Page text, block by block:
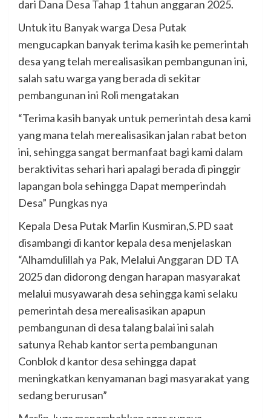
dari Dana Desa Tahap 1 tahun anggaran 2025.
Untuk itu Banyak warga Desa Putak
mengucapkan banyak terima kasih ke pemerintah
desa yang telah merealisasikan pembangunan ini,
salah satu warga yang berada di sekitar
pembangunan ini Roli mengatakan
“Terima kasih banyak untuk pemerintah desa kami
yang mana telah merealisasikan jalan rabat beton
ini, sehingga sangat bermanfaat bagi kami dalam
beraktivitas sehari hari apalagi berada di pinggir
lapangan bola sehingga Dapat memperindah
Desa” Pungkas nya
Kepala Desa Putak Marlin Kusmiran,S.PD saat
disambangi di kantor kepala desa menjelaskan
“Alhamdulillah ya Pak, Melalui Anggaran DD TA
2025 dan didorong dengan harapan masyarakat
melalui musyawarah desa sehingga kami selaku
pemerintah desa merealisasikan apapun
pembangunan di desa talang balai ini salah
satunya Rehab kantor serta pembangunan
Conblok d kantor desa sehingga dapat
meningkatkan kenyamanan bagi masyarakat yang
sedang berurusan”